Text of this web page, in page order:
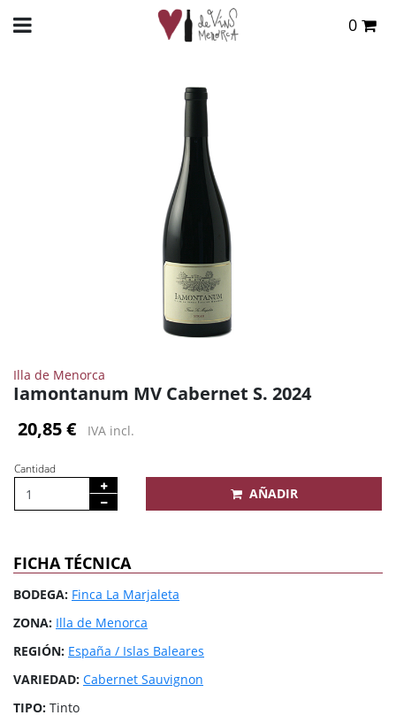
0
VER CESTA
Illa de Menorca
Iamontanum MV Cabernet S. 2024
20,85 €
IVA incl.
Cantidad
AÑADIR
FICHA TÉCNICA
BODEGA: Finca La Marjaleta
ZONA: Illa de Menorca
REGIÓN: España / Islas Baleares
VARIEDAD: Cabernet Sauvignon
TIPO: Tinto